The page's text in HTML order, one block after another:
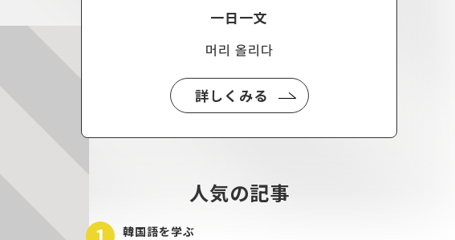
一日一文
머리 올리다
詳しくみる
人気の記事
韓国語を学ぶ